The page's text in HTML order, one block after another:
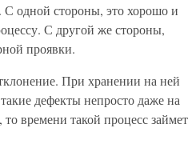
С одной стороны, это хорошо и
С другой же стороны,
проявки.
При хранении на ней
дефекты непросто даже на
времени такой процесс займет